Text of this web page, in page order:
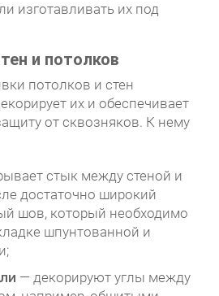
изготавливать их под
и потолков
потолков и стен
их и обеспечивает
от сквозняков. К нему
стык между стеной и
достаточно широкий
шов, который необходимо
шпунтованной и
— декорируют углы между